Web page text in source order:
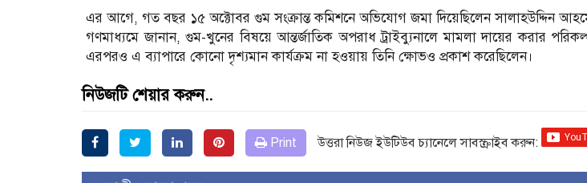
এর আগে, গত বছর ১৫ অক্টোবর গুম সংক্রান্ত কমিশনে অভিযোগ জমা দিয়েছিলেন সালাহউদ্দিন
গণমাধ্যমে জানান, গুম-খুনের বিষয়ে আন্তর্জাতিক অপরাধ ট্রাইব্যুনালে মামলা দায়ের করার
এরপরও এ ব্যাপারে কোনো দৃশ্যমান কার্যক্রম না হওয়ায় তিনি ক্ষোভও প্রকাশ করেছিলেন।
নিউজটি শেয়ার করুন..
Print উত্তরা নিউজ ইউটিউব চ্যানেলে সাবস্ক্রাইব করুন: